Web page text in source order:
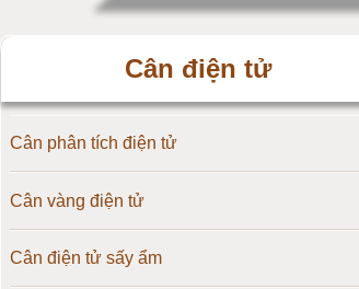
Cân điện tử
Cân phân tích điện tử
Cân vàng điện tử
Cân điện tử sấy ẩm